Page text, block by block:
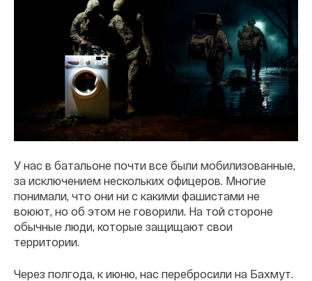
У нас в батальоне почти все были мобилизованные,
за исключением нескольких офицеров. Многие
понимали, что они ни с какими фашистами не
воюют, но об этом не говорили. На той стороне
обычные люди, которые защищают свои
территории.
Через полгода, к июню, нас перебросили на Бахмут.